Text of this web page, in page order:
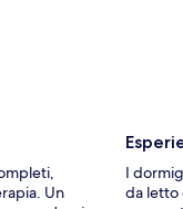
Un
I
da letto